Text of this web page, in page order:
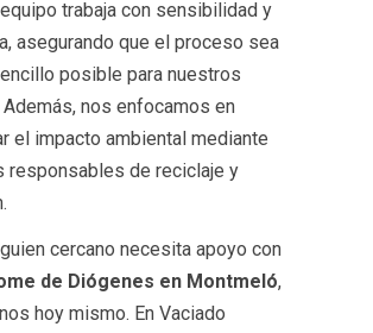
trabaja con sensibilidad y
asegurando que el proceso sea
posible para nuestros
nos enfocamos en
el impacto ambiental mediante
responsables de reciclaje y
cercano necesita apoyo con
de Diógenes en Montmeló,
hoy mismo. En Vaciado